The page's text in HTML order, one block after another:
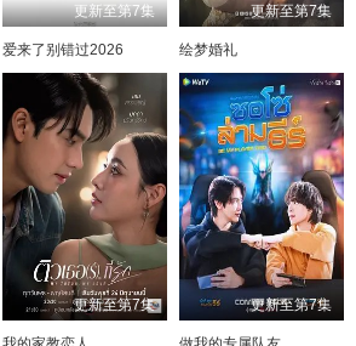
更新至第7集
爱来了别错过2026
更新至第7集
绘梦婚礼
更新至第7集 更新至第7集